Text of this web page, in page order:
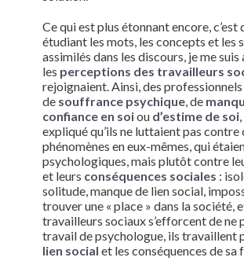
Ce qui est plus étonnant encore, c’est
étudiant les mots, les concepts et les
assimilés dans les discours, je me suis
les perceptions des travailleurs
rejoignaient. Ainsi, des professionnels
de souffrance psychique, de
confiance en soiou d’estime de soi
expliqué qu’ils ne luttaient pas contre
phénomènes en eux-mêmes, qui
psychologiques, mais plutôt contre
et leurs conséquences sociales :
solitude, manque de lien social,
trouver une « place » dans la société,
travailleurs sociaux s’efforcent de ne
travail de psychologue, ils travaillent
lien social et les conséquences de sa